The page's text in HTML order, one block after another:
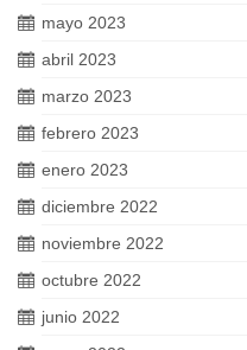
mayo 2023
abril 2023
marzo 2023
febrero 2023
enero 2023
diciembre 2022
noviembre 2022
octubre 2022
junio 2022